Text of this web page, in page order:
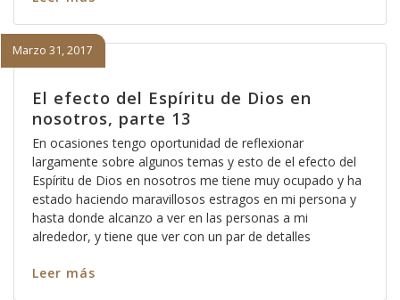
El efecto del Espíritu de Dios en
nosotros, parte 13
Marzo 31, 2017
En ocasiones tengo oportunidad de reflexionar
largamente sobre algunos temas y esto de el efecto del
Espíritu de Dios en nosotros me tiene muy ocupado y ha
estado haciendo maravillosos estragos en mi persona y
hasta donde alcanzo a ver en las personas a mi
alrededor, y tiene que ver con un par de detalles
Leer más